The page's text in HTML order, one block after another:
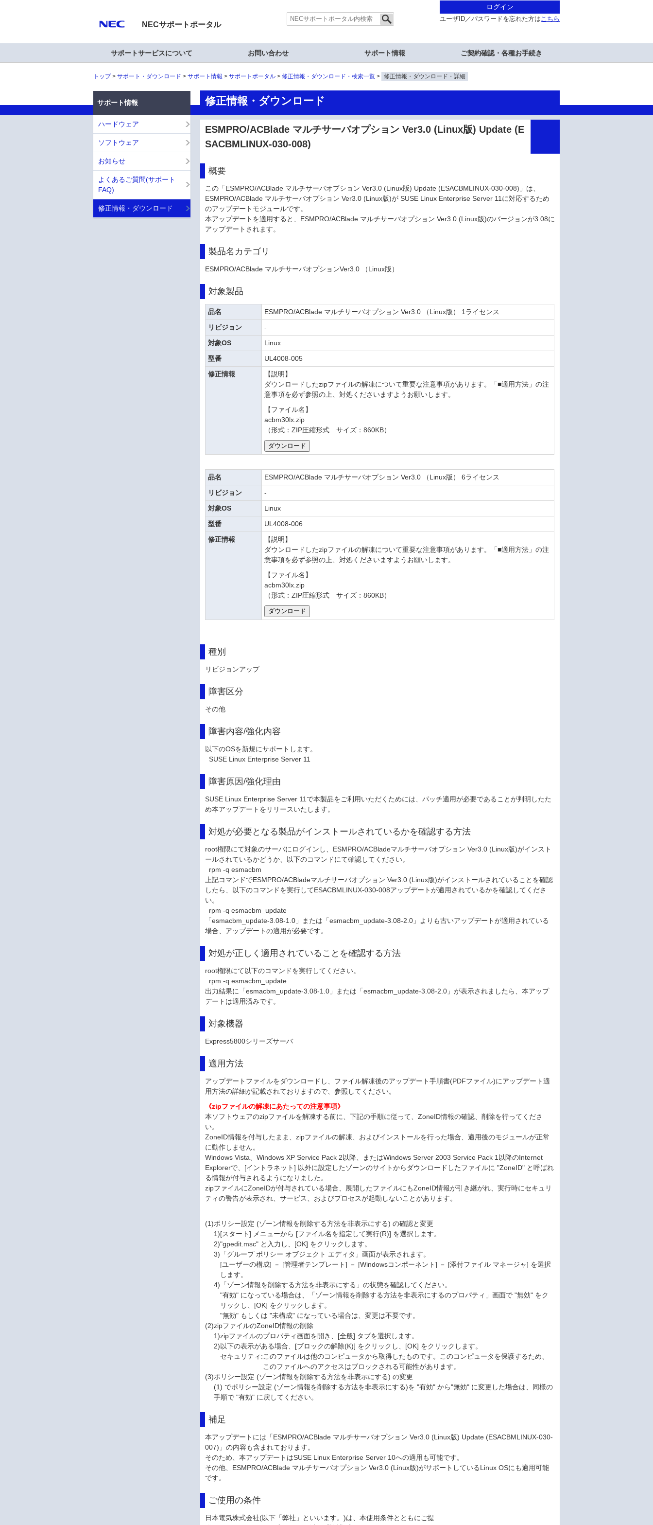
NECサポートポータル
ログイン
ユーザID／パスワードを忘れた方はこちら
サポートサービスについて お問い合わせ サポート情報 ご契約確認・各種お手続き
トップ サポート・ダウンロード サポート情報 サポートポータル 修正情報・ダウンロード・検索一覧 修正情報・ダウンロード・詳細
修正情報・ダウンロード
ESMPRO/ACBlade マルチサーバオプション Ver3.0 (Linux版) Update (E
SACBMLINUX-030-008)
概要
この「ESMPRO/ACBlade マルチサーバオプション Ver3.0 (Linux版) Update (ESACBMLINUX-030-008)」は、
ESMPRO/ACBlade マルチサーバオプション Ver3.0 (Linux版)が SUSE Linux Enterprise Server 11に対応するため
のアップデートモジュールです。
本アップデートを適用すると、ESMPRO/ACBlade マルチサーバオプション Ver3.0 (Linux版)のバージョンが3.08に
アップデートされます。
製品名カテゴリ
ESMPRO/ACBlade マルチサーバオプションVer3.0 （Linux版）
対象製品
品名
ESMPRO/ACBlade マルチサーバオプション Ver3.0 （Linux版） 1ライセンス
リビジョン
-
対象OS
Linux
型番
UL4008-005
修正情報
【説明】
ダウンロードしたzipファイルの解凍について重要な注意事項があります。「■適用方法」の注
意事項を必ず参照の上、対処くださいますようお願いします。
【ファイル名】
acbm30lx.zip
（形式：ZIP圧縮形式 サイズ：860KB）
品名
ESMPRO/ACBlade マルチサーバオプション Ver3.0 （Linux版） 6ライセンス
リビジョン
-
対象OS
Linux
型番
UL4008-006
修正情報
【説明】
ダウンロードしたzipファイルの解凍について重要な注意事項があります。「■適用方法」の注
意事項を必ず参照の上、対処くださいますようお願いします。
【ファイル名】
acbm30lx.zip
（形式：ZIP圧縮形式 サイズ：860KB）
種別
リビジョンアップ
障害区分
その他
障害内容/強化内容
以下のOSを新規にサポートします。
SUSE Linux Enterprise Server 11
障害原因/強化理由
SUSE Linux Enterprise Server 11で本製品をご利用いただくためには、パッチ適用が必要であることが判明したた
め本アップデートをリリースいたします。
対処が必要となる製品がインストールされているかを確認する方法
root権限にて対象のサーバにログインし、ESMPRO/ACBladeマルチサーバオプション Ver3.0 (Linux版)がインスト
ールされているかどうか、以下のコマンドにて確認してください。
rpm -q esmacbm
上記コマンドでESMPRO/ACBladeマルチサーバオプション Ver3.0 (Linux版)がインストールされていることを確認
したら、以下のコマンドを実行してESACBMLINUX-030-008アップデートが適用されているかを確認してくださ
い。
rpm -q esmacbm_update
「esmacbm_update-3.08-1.0」または「esmacbm_update-3.08-2.0」よりも古いアップデートが適用されている
場合、アップデートの適用が必要です。
対処が正しく適用されていることを確認する方法
root権限にて以下のコマンドを実行してください。
rpm -q esmacbm_update
出力結果に「esmacbm_update-3.08-1.0」または「esmacbm_update-3.08-2.0」が表示されましたら、本アップ
デートは適用済みです。
対象機器
Express5800シリーズサーバ
適用方法
アップデートファイルをダウンロードし、ファイル解凍後のアップデート手順書(PDFファイル)にアップデート適
用方法の詳細が記載されておりますので、参照してください。
《zipファイルの解凍にあたっての注意事項》
本ソフトウェアのzipファイルを解凍する前に、下記の手順に従って、ZoneID情報の確認、削除を行ってくださ
い。
ZoneID情報を付与したまま、zipファイルの解凍、およびインストールを行った場合、適用後のモジュールが正常
に動作しません。
Windows Vista、Windows XP Service Pack 2以降、またはWindows Server 2003 Service Pack 1以降のInternet
Explorerで、[イントラネット] 以外に設定したゾーンのサイトからダウンロードしたファイルに "ZoneID" と呼ばれ
る情報が付与されるようになりました。
zipファイルにZoneIDが付与されている場合、展開したファイルにもZoneID情報が引き継がれ、実行時にセキュリ
ティの警告が表示され、サービス、およびプロセスが起動しないことがあります。
(1)ポリシー設定 (ゾーン情報を削除する方法を非表示にする) の確認と変更
1)[スタート] メニューから [ファイル名を指定して実行(R)] を選択します。
2)"gpedit.msc" と入力し、[OK] をクリックします。
3) 「グループ ポリシー オブジェクト エディタ」画面が表示されます。
[ユーザーの構成] － [管理者テンプレート] － [Windowsコンポーネント] － [添付ファイル マネージャ] を選択
します。
4) 「ゾーン情報を削除する方法を非表示にする」の状態を確認してください。
"有効" になっている場合は、「ゾーン情報を削除する方法を非表示にするのプロパティ」画面で "無効" をク
リックし、[OK] をクリックします。
"無効" もしくは "未構成" になっている場合は、変更は不要です。
(2)zipファイルのZoneID情報の削除
1)zipファイルのプロパティ画面を開き、[全般] タブを選択します。
2)以下の表示がある場合、[ブロックの解除(K)] をクリックし、[OK] をクリックします。
セキュリティ:このファイルは他のコンピュータから取得したものです。このコンピュータを保護するため、
このファイルへのアクセスはブロックされる可能性があります。
(3)ポリシー設定 (ゾーン情報を削除する方法を非表示にする) の変更
(1) でポリシー設定 (ゾーン情報を削除する方法を非表示にする)を "有効" から"無効" に変更した場合は、同様の
手順で "有効" に戻してください。
補足
本アップデートには「ESMPRO/ACBlade マルチサーバオプション Ver3.0 (Linux版) Update (ESACBMLINUX-030-
007)」の内容も含まれております。
そのため、本アップデートはSUSE Linux Enterprise Server 10への適用も可能です。
その他、ESMPRO/ACBlade マルチサーバオプション Ver3.0 (Linux版)がサポートしているLinux OSにも適用可能
です。
ご使用の条件
日本電気株式会社(以下「弊社」といいます。)は、本使用条件とともにご提
サポート情報
ハードウェア
ソフトウェア
お知らせ
よくあるご質問(サポート
FAQ)
修正情報・ダウンロード